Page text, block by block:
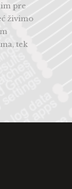
pre
živimo
tek